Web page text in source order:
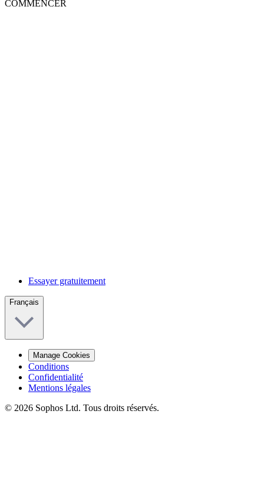
COMMENCER
Essayer gratuitement
Français
Manage Cookies
Conditions
Confidentialité
Mentions légales
© 2026 Sophos Ltd. Tous droits réservés.